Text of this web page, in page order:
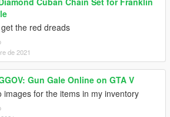
the red dreads
de 2021
Gun Gale Online on GTA V
images for the items in my inventory